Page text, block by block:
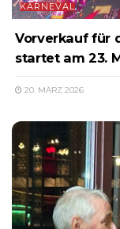
KARNEVAL
Vorverkauf für
startet am 23.
20. MÄRZ 2026